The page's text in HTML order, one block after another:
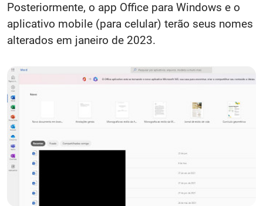
Posteriormente, o app Office para Windows e o
aplicativo mobile (para celular) terão seus nomes
alterados em janeiro de 2023.